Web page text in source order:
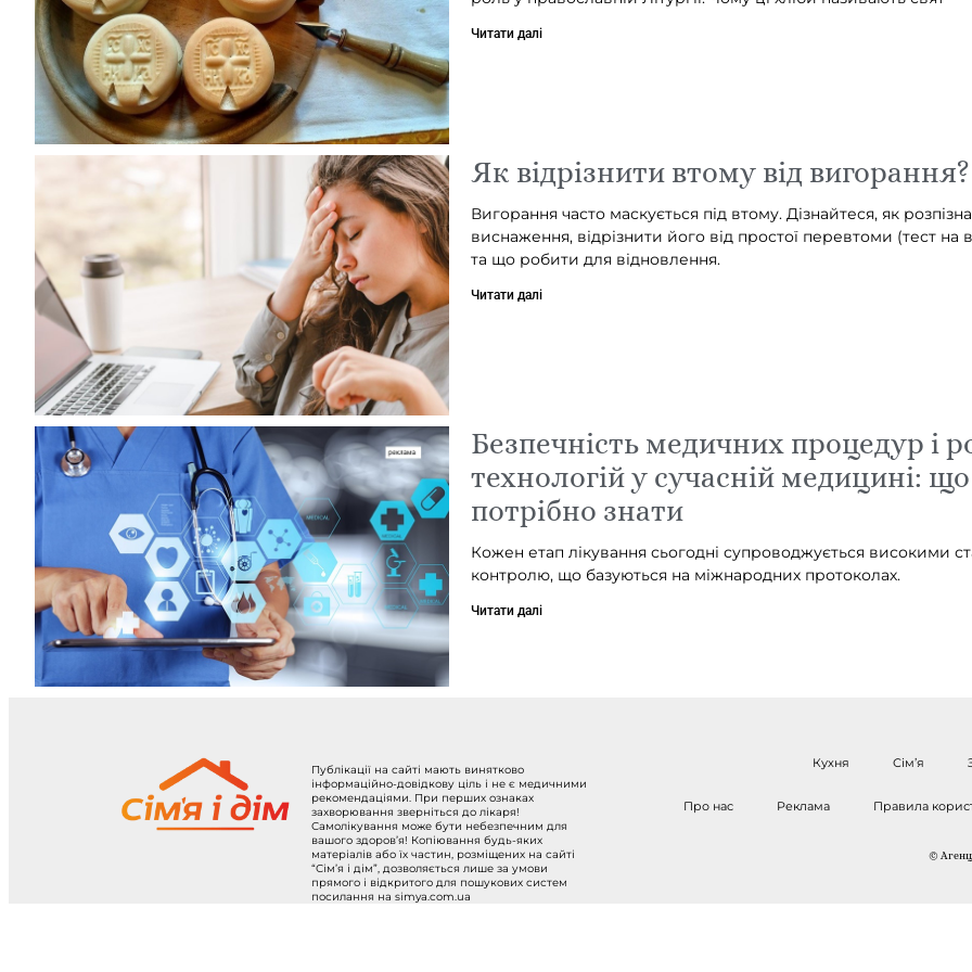
Читати далі
Як відрізнити втому від вигорання?
Вигорання часто маскується під втому. Дізнайтеся, як
виснаження, відрізнити його від простої перевтоми (тест на
та що робити для відновлення.
Читати далі
Безпечність медичних процедур і
технологій у сучасній медицині: що
потрібно знати
Кожен етап лікування сьогодні супроводжується високими
контролю, що базуються на міжнародних протоколах.
Читати далі
Публікації на сайті мають винятково
інформаційно-довідкову ціль і не є медичними
рекомендаціями. При перших ознаках
захворювання зверніться до лікаря!
Самолікування може бути небезпечним для
вашого здоров’я! Копіювання будь-яких
матеріалів або їх частин, розміщених на сайті
“Сім’я і дім”, дозволяється лише за умови
прямого і відкритого для пошукових систем
посилання на simya.com.ua
Кухня Сім’я
Про нас Реклама Правила
©